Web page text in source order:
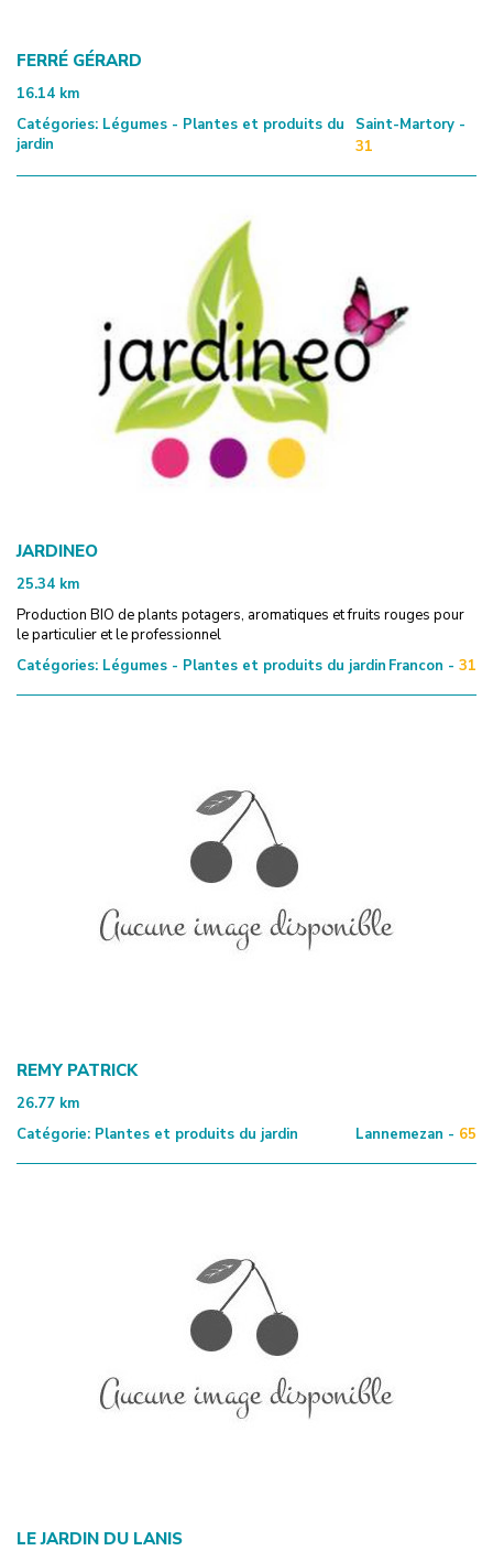
FERRÉ GÉRARD
16.14 km
Catégories: Légumes - Plantes et produits du
jardin
Saint-Martory -
31
JARDINEO
25.34 km
Production BIO de plants potagers, aromatiques et fruits rouges pour
le particulier et le professionnel
Catégories: Légumes - Plantes et produits du jardin Francon - 31
REMY PATRICK
26.77 km
Catégorie: Plantes et produits du jardin Lannemezan - 65
LE JARDIN DU LANIS